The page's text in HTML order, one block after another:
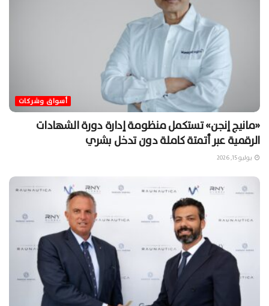
أسواق وشركات
«مانيج إنجن» تستكمل منظومة إدارة دورة الشهادات
الرقمية عبر أتمتة كاملة دون تدخل بشري
يوليو 15, 2026